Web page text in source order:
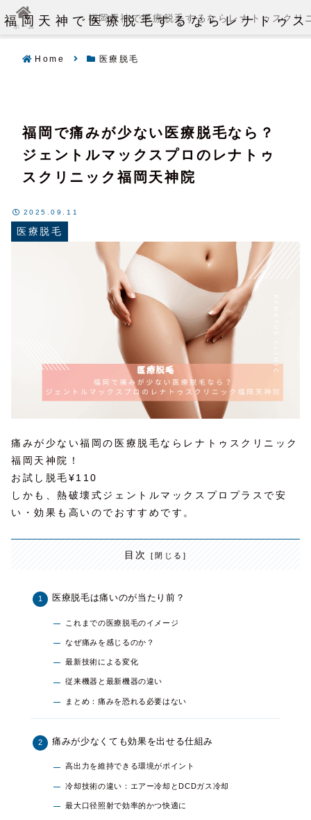
福岡天神で医療脱毛するならレナトゥ
Home 医療脱毛
福岡で痛みが少ない医療脱毛なら？
ジェントルマックスプロのレナトゥ
スクリニック福岡天神院
医療脱毛
2025.09.11
痛みが少ない福岡の医療脱毛ならレナトゥスクリニック
福岡天神院！
お試し脱毛¥110
しかも、熱破壊式ジェントルマックスプロプラスで安
い・効果も高いのでおすすめです。
目次
医療脱毛は痛いのが当たり前？
これまでの医療脱毛のイメージ
なぜ痛みを感じるのか？
最新技術による変化
従来機器と最新機器の違い
まとめ：痛みを恐れる必要はない
痛みが少なくても効果を出せる仕組み
高出力を維持できる環境がポイント
冷却技術の違い：エアー冷却とDCDガス冷却
最大口径照射で効率的かつ快適に
ホーム
福岡天神で医療脱毛するならレナトゥスクリ